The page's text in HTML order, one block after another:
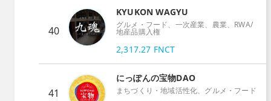
40
KYUKON WAGYU
グルメ・フード、一次産業、農業、RWA/
地産品購入権
2,317.27 FNCT
41
にっぽんの宝物DAO
まちづくり・地域活性化、グルメ・フード